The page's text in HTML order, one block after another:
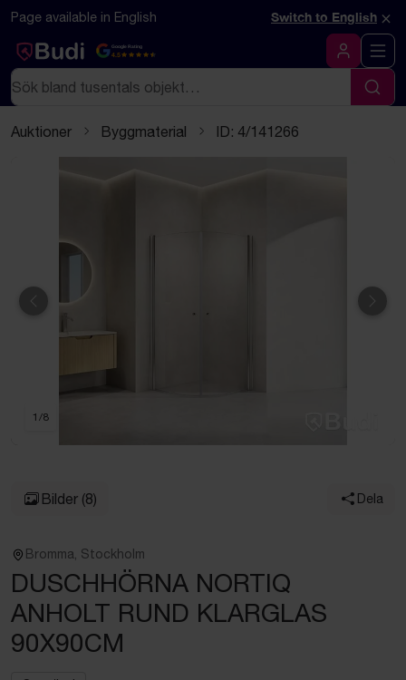
Hoppa till innehåll
Textbaserad (markdown) version av denna sida
Page available in English Switch to English ×
Google Rating
4.5
Logga in
Sök
Sök
Auktioner Byggmaterial ID: 4/141266
Föregående
1 /8
Bilder (8) Dela
Bromma, Stockholm
DUSCHHÖRNA NORTIQ
ANHOLT RUND KLARGLAS
90X90CM